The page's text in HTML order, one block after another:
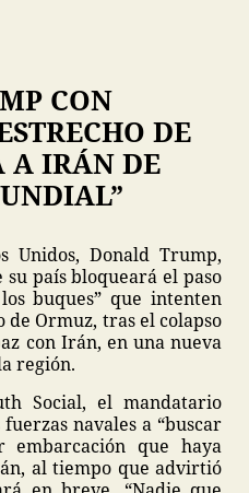
CON
DE
A IRÁN DE
Unidos, Donald Trump,
país bloqueará el paso
buques” que intenten
Ormuz, tras el colapso
con Irán, en una nueva
región.
Social, el mandatario
navales a “buscar
embarcación que haya
al tiempo que advirtió